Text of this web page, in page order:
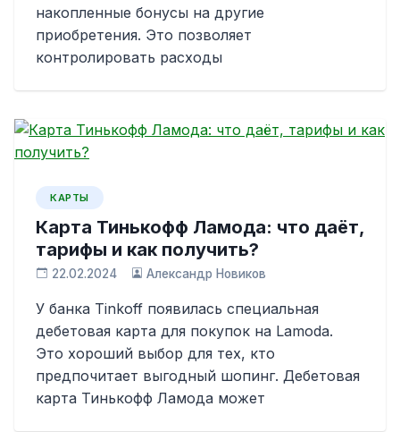
накопленные бонусы на другие
приобретения. Это позволяет
контролировать расходы
КАРТЫ
Карта Тинькофф Ламода: что даёт,
тарифы и как получить?
22.02.2024 Александр Новиков
У банка Tinkoff появилась специальная
дебетовая карта для покупок на Lamoda.
Это хороший выбор для тех, кто
предпочитает выгодный шопинг. Дебетовая
карта Тинькофф Ламода может